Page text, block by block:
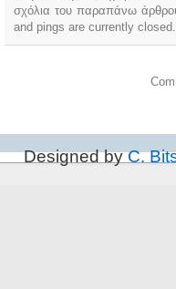
σχόλια του παραπάνω
and pings are currently closed.
Designed byC.